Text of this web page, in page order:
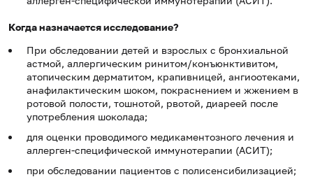
Когда назначается исследование?
При обследовании детей и взрослых с бронхиальной
астмой, аллергическим ринитом/конъюнктивитом,
атопическим дерматитом, крапивницей, ангиоотеками,
анафилактическим шоком, покраснением и жжением в
ротовой полости, тошнотой, рвотой, диареей после
употребления шоколада;
для оценки проводимого медикаментозного лечения и
аллерген-специфической иммунотерапии (АСИТ);
при обследовании пациентов с полисенсибилизацией;